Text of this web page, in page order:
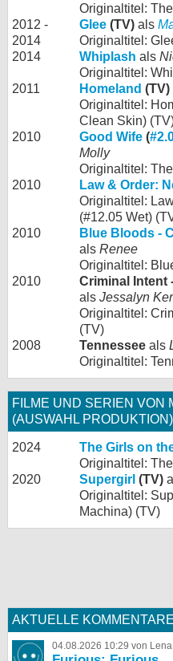
Originaltitel:
2012 -
2014
Glee (TV) als
Originaltitel:
2014
Whiplash als
Originaltitel:
2011
Homeland (TV)
Originaltitel:
Clean Skin)
2010
Good Wife (
Molly
Originaltitel:
2010
Law & Order:
Originaltitel:
(#12.05 Wet)
2010
Blue Bloods -
als Renee
Originaltitel:
2010
Criminal Intent
als Jessalyn
Originaltitel:
(TV)
2008
Tennessee als
Originaltitel:
FILME UND SERIEN VON
(AUSWAHL PRODUKTION)
2024 The Girls on
Originaltitel:
2020
Supergirl (TV)
Originaltitel:
Machina) (TV)
AKTUELLE KOMMENTARE
04.08.2026 10:29 von Lena